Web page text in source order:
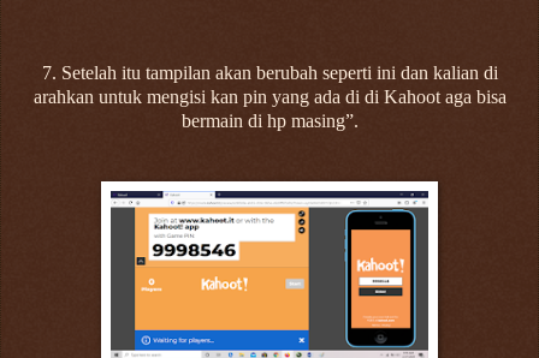
7. Setelah itu tampilan akan berubah seperti ini dan kalian di
arahkan untuk mengisi kan pin yang ada di di Kahoot aga bisa
bermain di hp masing”.